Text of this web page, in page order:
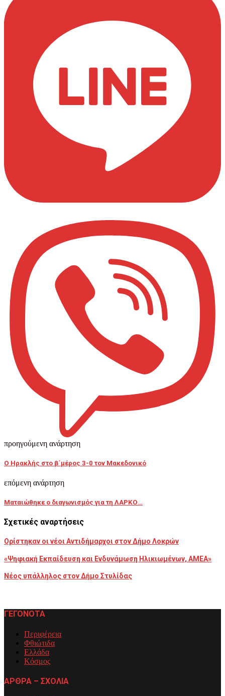
προηγούμενη ανάρτηση
Ο Ηρακλής στο β΄μέρος 3-0 τον Μακεδονικό
επόμενη ανάρτηση
Ματαιώθηκε ο διαγωνισμός για τη ΛΑΡΚΟ…
Σχετικές αναρτήσεις
Ορίστηκαν οι νέοι Αντιδήμαρχοι στον Δήμο Λοκρών
«Ψηφιακή Εκπαίδευση και Ενδυνάμωση Ηλικιωμένων, ΑΜΕΑ»
Νέος υπάλληλος στον Δήμο Στυλίδας
ΓΕΓΟΝΟΤΑ
Περιφέρεια
Φθιώτιδα
Ελλάδα
Κόσμος
ΑΡΘΡΑ – ΣΧΟΛΙΑ